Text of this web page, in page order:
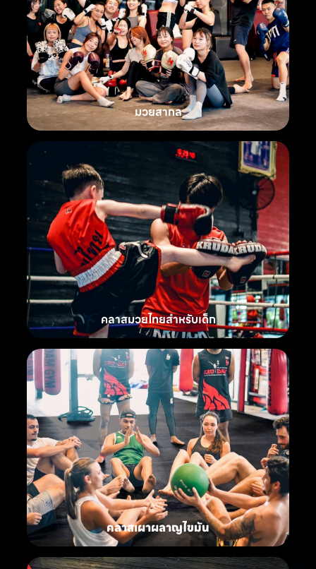
มวยสากล
คลาสมวยไทยสำหรับเด็ก
คลาสเผาผลาญไขมัน